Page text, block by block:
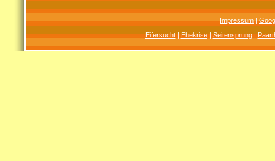
Impressum|
Eifersucht|Ehekrise|Seitensprung|